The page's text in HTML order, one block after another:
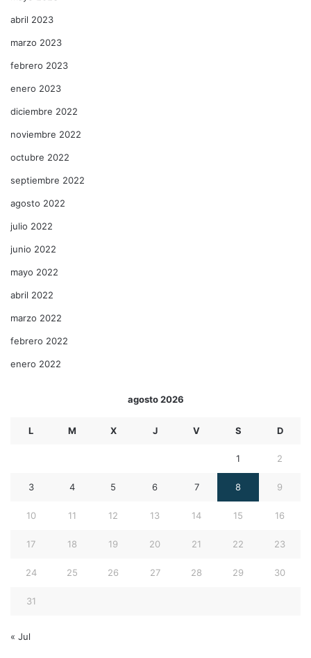
abril 2023
marzo 2023
febrero 2023
enero 2023
diciembre 2022
noviembre 2022
octubre 2022
septiembre 2022
agosto 2022
julio 2022
junio 2022
mayo 2022
abril 2022
marzo 2022
febrero 2022
enero 2022
agosto 2026
L M X J V S D
1 2
3 4 5 6 7 8 9
10 11 12 13 14 15 16
17 18 19 20 21 22 23
24 25 26 27 28 29 30
31
« Jul